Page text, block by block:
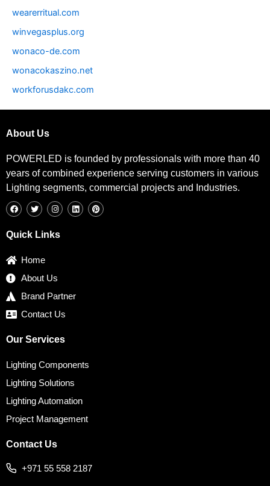
wearerritual.com
winvegasplus.org
wonaco-de.com
wonacokaszino.net
workforusdakc.com
About Us
POWERLED is founded by professionals with more than 40
years of combined experience serving customers in various
Lighting segments, commercial projects and Industries.
a
c
o
w
i
t
e
n
s
g
i
n
i
n
Quick Links
Home
About Us
Brand Partner
Contact Us
Our Services
Lighting Components
Lighting Solutions
Lighting Automation
Project Management
Contact Us
+971 55 558 2187